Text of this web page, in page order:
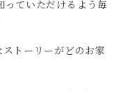
っていただけるよう毎
トーリーがどのお家